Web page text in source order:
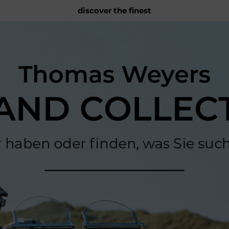
discover the finest